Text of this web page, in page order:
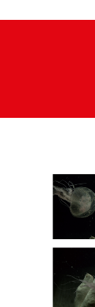
gliene
dovranno
rimarrà valido
riceva un
a
al